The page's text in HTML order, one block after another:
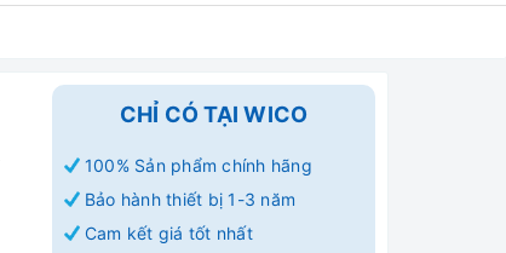
CHỈ CÓ TẠI WICO
100% Sản phẩm chính hãng
Bảo hành thiết bị 1-3 năm
Cam kết giá tốt nhất